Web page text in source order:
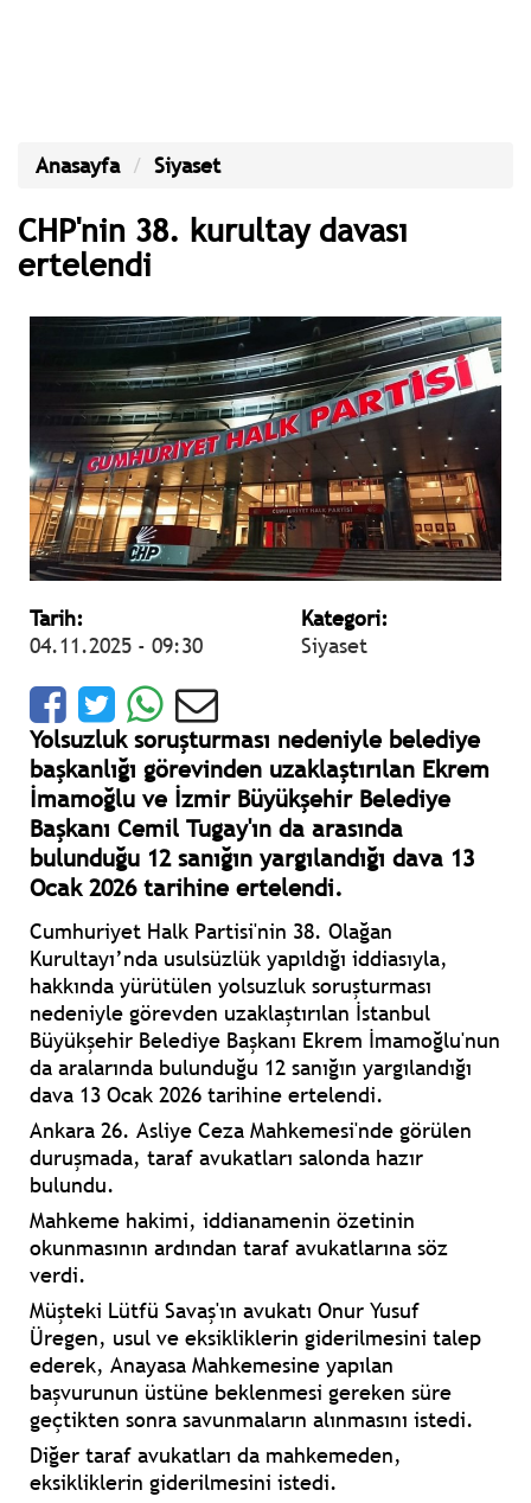
Anasayfa Siyaset
CHP'nin 38. kurultay davası
ertelendi
Tarih:
04.11.2025 - 09:30
Kategori:
Siyaset
Yolsuzluk soruşturması nedeniyle belediye
başkanlığı görevinden uzaklaştırılan Ekrem
İmamoğlu ve İzmir Büyükşehir Belediye
Başkanı Cemil Tugay'ın da arasında
bulunduğu 12 sanığın yargılandığı dava 13
Ocak 2026 tarihine ertelendi.
Cumhuriyet Halk Partisi'nin 38. Olağan
Kurultayı’nda usulsüzlük yapıldığı iddiasıyla,
hakkında yürütülen yolsuzluk soruşturması
nedeniyle görevden uzaklaştırılan İstanbul
Büyükşehir Belediye Başkanı Ekrem İmamoğlu'nun
da aralarında bulunduğu 12 sanığın yargılandığı
dava 13 Ocak 2026 tarihine ertelendi.
Ankara 26. Asliye Ceza Mahkemesi'nde görülen
duruşmada, taraf avukatları salonda hazır
bulundu.
Mahkeme hakimi, iddianamenin özetinin
okunmasının ardından taraf avukatlarına söz
verdi.
Müşteki Lütfü Savaş'ın avukatı Onur Yusuf
Üregen, usul ve eksikliklerin giderilmesini talep
ederek, Anayasa Mahkemesine yapılan
başvurunun üstüne beklenmesi gereken süre
geçtikten sonra savunmaların alınmasını istedi.
Diğer taraf avukatları da mahkemeden,
eksikliklerin giderilmesini istedi.